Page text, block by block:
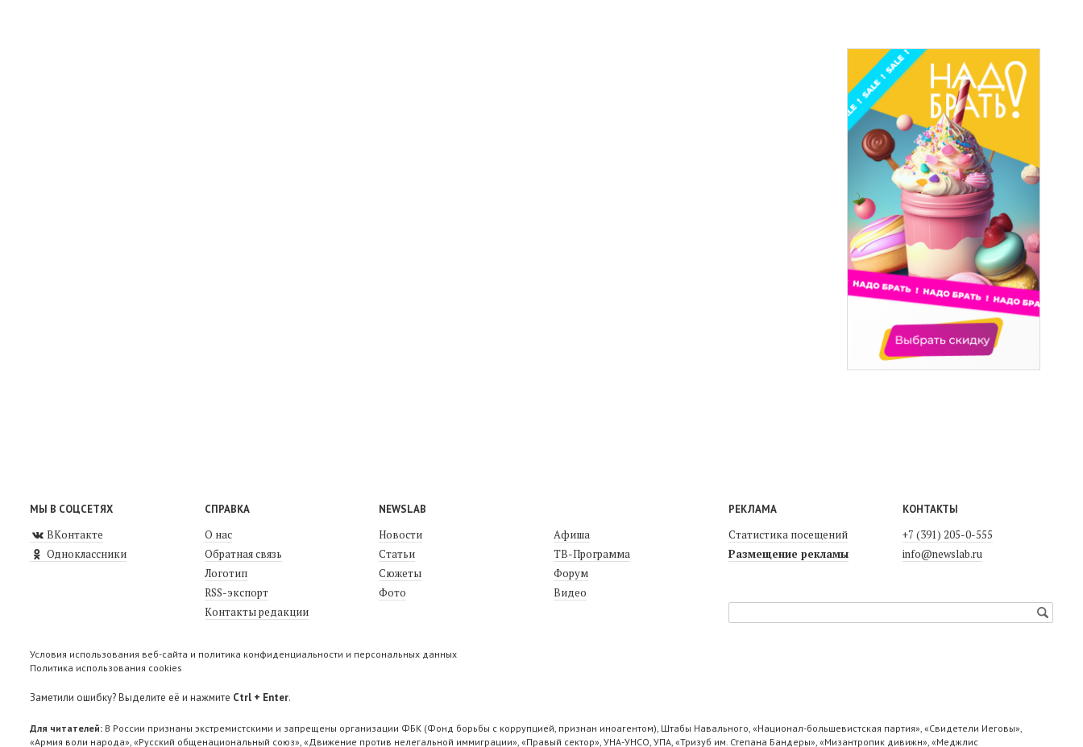
МЫ В СОЦСЕТЯХ
ВКонтакте
Одноклассники
СПРАВКА
О нас
Обратная связь
Логотип
RSS-экспорт
Контакты редакции
NEWSLAB
Новости
Статьи
Сюжеты
Фото
Афиша
ТВ-Программа
Форум
Видео
РЕКЛАМА
Статистика посещений
Размещение рекламы
КОНТАКТЫ
+7 (391) 205-0-555
info@newslab.ru
Условия использования веб-сайта и политика конфиденциальности и персональных данных
Политика использования cookies
Заметили ошибку? Выделите её и нажмите Ctrl + Enter.
Для читателей: В России признаны экстремистскими и запрещены организации ФБК (Фонд борьбы с коррупцией, признан иноагентом), Штабы Навального, «Национал-большевистская партия», «Свидетели Иеговы»,
«Армия воли народа», «Русский общенациональный союз», «Движение против нелегальной иммиграции», «Правый сектор», УНА-УНСО, УПА, «Тризуб им. Степана Бандеры», «Мизантропик дивижн», «Меджлис